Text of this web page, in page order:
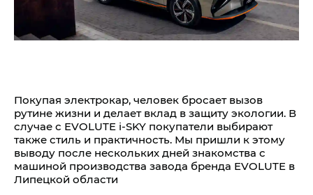
Покупая электрокар, человек бросает вызов
рутине жизни и делает вклад в защиту экологии. В
случае с EVOLUTE i‑SKY покупатели выбирают
также стиль и практичность. Мы пришли к этому
выводу после нескольких дней знакомства с
машиной производства завода бренда EVOLUTE в
Липецкой области